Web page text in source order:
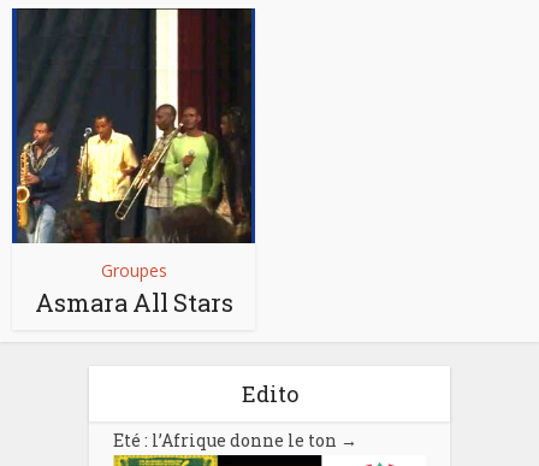
Groupes
Asmara All Stars
Edito
Eté : l’Afrique donne le ton →